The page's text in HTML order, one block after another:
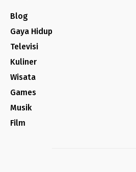
Blog
Gaya Hidup
Televisi
Kuliner
Wisata
Games
Musik
Film